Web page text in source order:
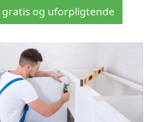
gratis og uforpligtende